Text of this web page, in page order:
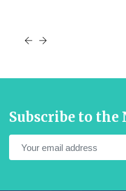
Subscribe to the